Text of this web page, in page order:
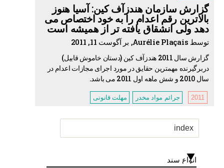
گزارش سازمان هندزآف کین: آسیا هنوز
بالاترین رقم اعدام را به خود اختصاص می
دهد ولی انشقاق یافته تر از همیشه است
توسط Aurélie Plaçais, بر آگوست 11, 2011
گزارش سال 2011 هندزآف کین (دستان خاموش قابیل)
دربرگیرنده مهمترین حقایق در مورد اجرای مجازات اعدام در
سال 2010 و شش ماهه اول 2011 می باشد.
2011 جرائم مواد مخدر مهلت قانونی